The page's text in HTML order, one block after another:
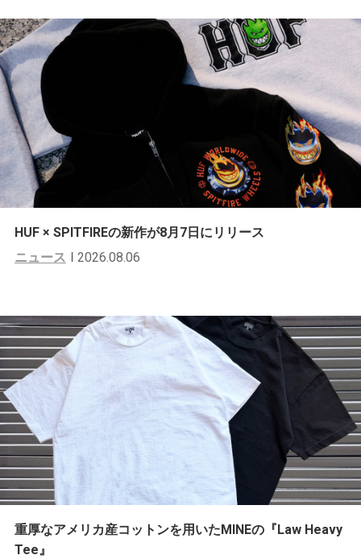
HUF × SPITFIREの新作が8月7日にリリース
ニュース
2026.08.06
重厚なアメリカ産コットンを用いたMINEの『Law Heavy
Tee』